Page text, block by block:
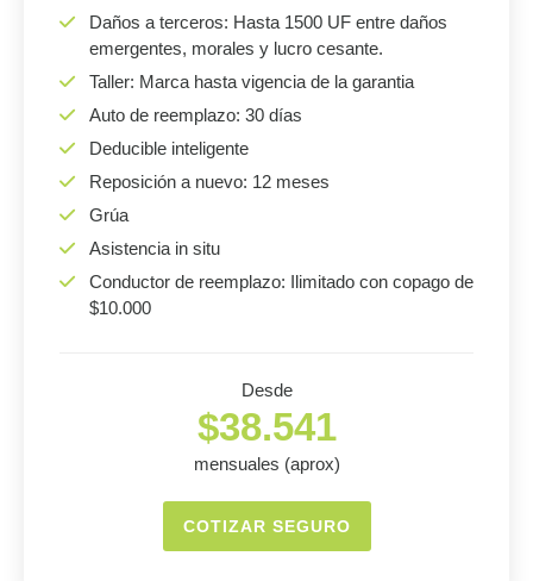
Daños a terceros: Hasta 1500 UF entre daños
emergentes, morales y lucro cesante.
Taller: Marca hasta vigencia de la garantia
Auto de reemplazo: 30 días
Deducible inteligente
Reposición a nuevo: 12 meses
Grúa
Asistencia in situ
Conductor de reemplazo: Ilimitado con copago de
$10.000
Desde
$38.541
mensuales (aprox)
COTIZAR SEGURO